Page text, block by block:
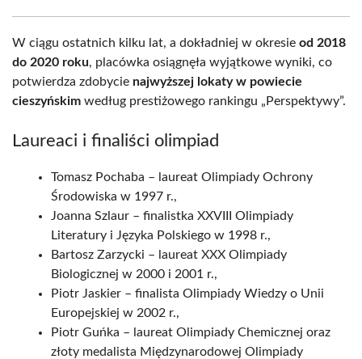
W ciągu ostatnich kilku lat, a dokładniej w okresie od 2018
do 2020 roku, placówka osiągnęła wyjątkowe wyniki, co
potwierdza zdobycie najwyższej lokaty w powiecie
cieszyńskim według prestiżowego rankingu „Perspektywy”.
Laureaci i finaliści olimpiad
Tomasz Pochaba – laureat Olimpiady Ochrony
Środowiska w 1997 r.,
Joanna Szlaur – finalistka XXVIII Olimpiady
Literatury i Języka Polskiego w 1998 r.,
Bartosz Zarzycki – laureat XXX Olimpiady
Biologicznej w 2000 i 2001 r.,
Piotr Jaskier – finalista Olimpiady Wiedzy o Unii
Europejskiej w 2002 r.,
Piotr Guńka – laureat Olimpiady Chemicznej oraz
złoty medalista Międzynarodowej Olimpiady